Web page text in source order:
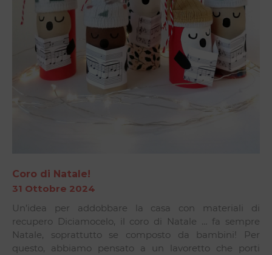
Coro di Natale!
31 Ottobre 2024
Un’idea per addobbare la casa con materiali di
recupero Diciamocelo, il coro di Natale … fa sempre
Natale, soprattutto se composto da bambini! Per
questo, abbiamo pensato a un lavoretto che porti